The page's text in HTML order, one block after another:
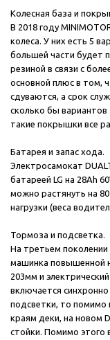
Колесная база и
В 2018 году
колеса. У них есть 5
большей части будет
резиной в связи с
основной плюс в том,
сдуваются, а срок
сколько бы вариантов
такие покрышки все
Батарея и запас хода.
Электросамокат
батареей LG на 28Ah
можно растянуть на
нагрузки (веса
Тормоза и подсветка.
На третьем
машинка повышенной
203мм и
включается
подсветки, то помимо
краям деки, на новом
стойки. Помимо этого